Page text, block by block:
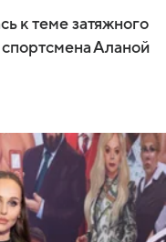
к теме затяжного
Аланой